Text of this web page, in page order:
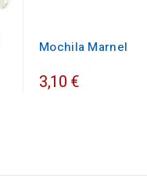
Mochila Marnel
3,10 €